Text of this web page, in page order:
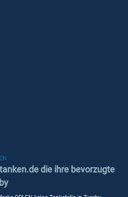
die ihre bevorzugte